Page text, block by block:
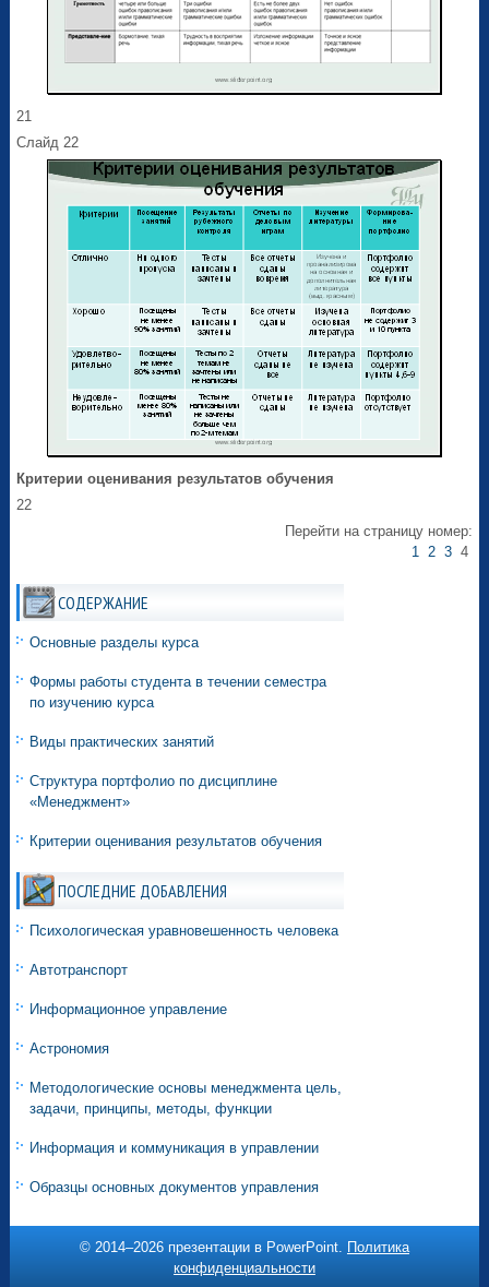
21
Слайд 22
Критерии оценивания результатов обучения
22
Перейти на страницу номер:
1 2 34
СОДЕРЖАНИЕ
Основные разделы курса
Формы работы студента в течении семестра
по изучению курса
Виды практических занятий
Структура портфолио по дисциплине
«Менеджмент»
Критерии оценивания результатов обучения
ПОСЛЕДНИЕ ДОБАВЛЕНИЯ
Психологическая уравновешенность человека
Автотранспорт
Информационное управление
Астрономия
Методологические основы менеджмента цель,
задачи, принципы, методы, функции
Информация и коммуникация в управлении
Образцы основных документов управления
© 2014–2026 презентации в PowerPoint.
Политика
конфиденциальности